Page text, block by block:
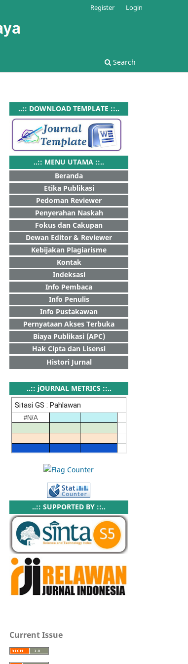
Search
Register Login
..:: DOWNLOAD TEMPLATE ::..
..:: MENU UTAMA ::..
Beranda
Etika Publikasi
Pedoman Reviewer
Penyerahan Naskah
Fokus dan Cakupan
Dewan Editor & Reviewer
Kebijakan Plagiarisme
Kontak
Indeksasi
Info Pembaca
Info Penulis
Info Pustakawan
Pernyataan Akses Terbuka
Biaya Publikasi (APC)
Hak Cipta dan Lisensi
Histori Jurnal
..:: jOURNAL METRICS ::..
..:: SUPPORTED BY ::..
Current Issue